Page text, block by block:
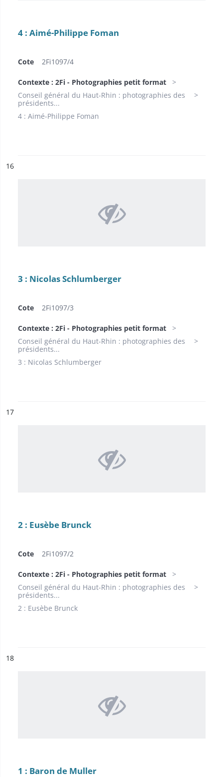
4 : Aimé-Philippe Foman
Cote 2Fi1097/4
Contexte : 2Fi - Photographies petit format
Conseil général du Haut-Rhin : photographies des
présidents...
4 : Aimé-Philippe Foman
n°
16
3 : Nicolas Schlumberger
Cote 2Fi1097/3
Contexte : 2Fi - Photographies petit format
Conseil général du Haut-Rhin : photographies des
présidents...
3 : Nicolas Schlumberger
n°
17
2 : Eusèbe Brunck
Cote 2Fi1097/2
Contexte : 2Fi - Photographies petit format
Conseil général du Haut-Rhin : photographies des
présidents...
2 : Eusèbe Brunck
n°
18
1 : Baron de Muller